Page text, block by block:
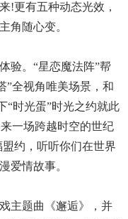
!更有五种动态光效，
角随心变。
验。“星恋魔法阵”帮
”全视角唯美场景，和
“时光蛋”时光之约就此
一场跨越时空的世纪
约，听听你们在世界
爱情故事。
主题曲《邂逅》，并